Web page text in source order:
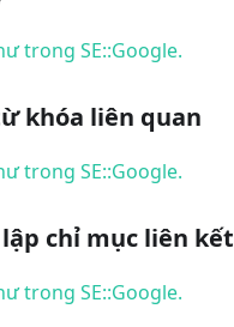
trong SE::Google.
khóa liên quan
trong SE::Google.
chỉ mục liên kết
trong SE::Google.